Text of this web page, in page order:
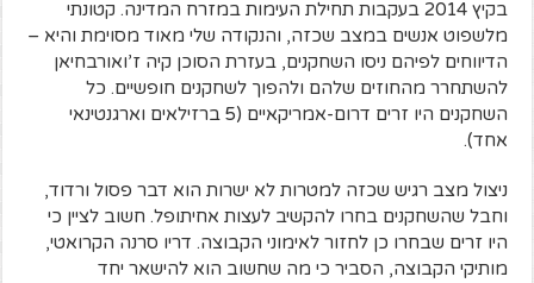
בקיץ 2014 בעקבות תחילת העימות במזרח המדינה. קטונתי
מלשפוט אנשים במצב שכזה, והנקודה שלי מאוד מסוימת והיא –
הדיווחים לפיהם ניסו השחקנים, בעזרת הסוכן קיה ז’ואורבחיאן
להשתחרר מהחוזים שלהם ולהפוך לשחקנים חופשיים. כל
השחקנים היו זרים דרום-אמריקאיים (5 ברזילאים וארגנטינאי
אחד).
ניצול מצב רגיש שכזה למטרות לא ישרות הוא דבר פסול ורדוד,
וחבל שהשחקנים בחרו להקשיב לעצות אחיתופל. חשוב לציין כי
היו זרים שבחרו כן לחזור לאימוני הקבוצה. דריו סרנה הקרואטי,
מותיקי הקבוצה, הסביר כי מה שחשוב הוא להישאר יחד